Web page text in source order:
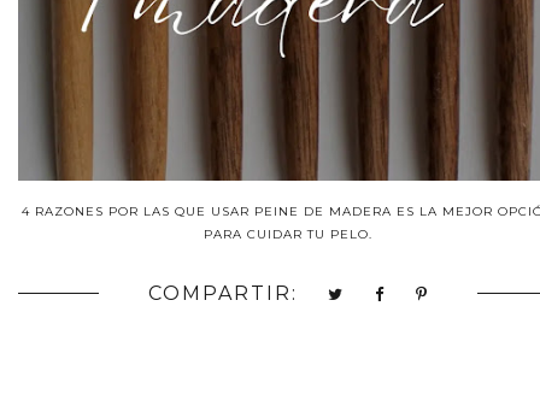
4 RAZONES POR LAS QUE USAR PEINE DE MADERA ES LA MEJOR
PARA CUIDAR TU PELO.
COMPARTIR: